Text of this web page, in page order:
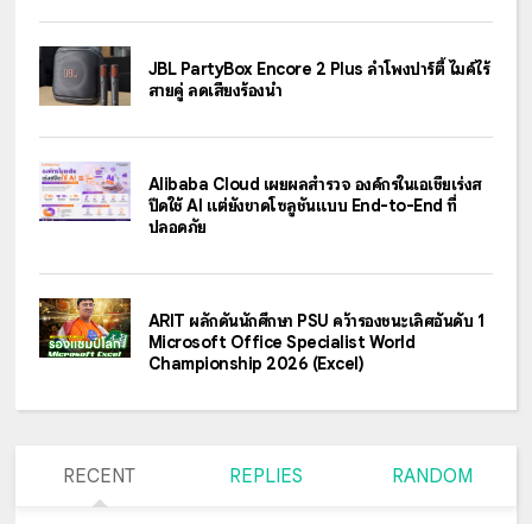
JBL PartyBox Encore 2 Plus ลำโพงปาร์ตี้ ไมค์ไร้
สายคู่ ลดเสียงร้องนำ
Alibaba Cloud เผยผลสำรวจ องค์กรในเอเชียเร่งส
ปีดใช้ AI แต่ยังขาดโซลูชันแบบ End-to-End ที่
ปลอดภัย
ARIT ผลักดันนักศึกษา PSU คว้ารองชนะเลิศอันดับ 1
Microsoft Office Specialist World
Championship 2026 (Excel)
RECENT REPLIES RANDOM